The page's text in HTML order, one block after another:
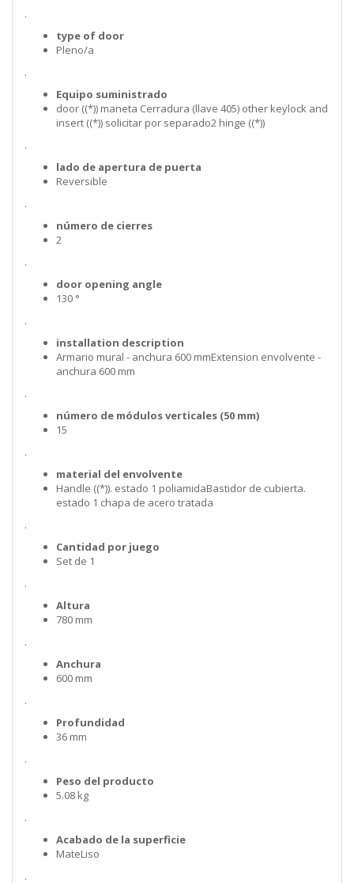
.
type of door
Pleno/a
.
Equipo suministrado
door ((*)) maneta Cerradura (llave 405) other keylock and
insert ((*)) solicitar por separado2 hinge ((*))
.
lado de apertura de puerta
Reversible
.
número de cierres
2
.
door opening angle
130 °
.
installation description
Armario mural - anchura 600 mmExtension envolvente -
anchura 600 mm
.
número de módulos verticales (50 mm)
15
.
material del envolvente
Handle ((*)). estado 1 poliamidaBastidor de cubierta.
estado 1 chapa de acero tratada
.
Cantidad por juego
Set de 1
.
Altura
780 mm
.
Anchura
600 mm
.
Profundidad
36 mm
.
Peso del producto
5.08 kg
.
Acabado de la superficie
MateLiso
.